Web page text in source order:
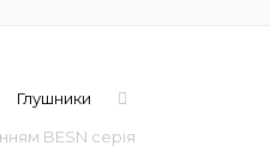
Глушники
BESN серія